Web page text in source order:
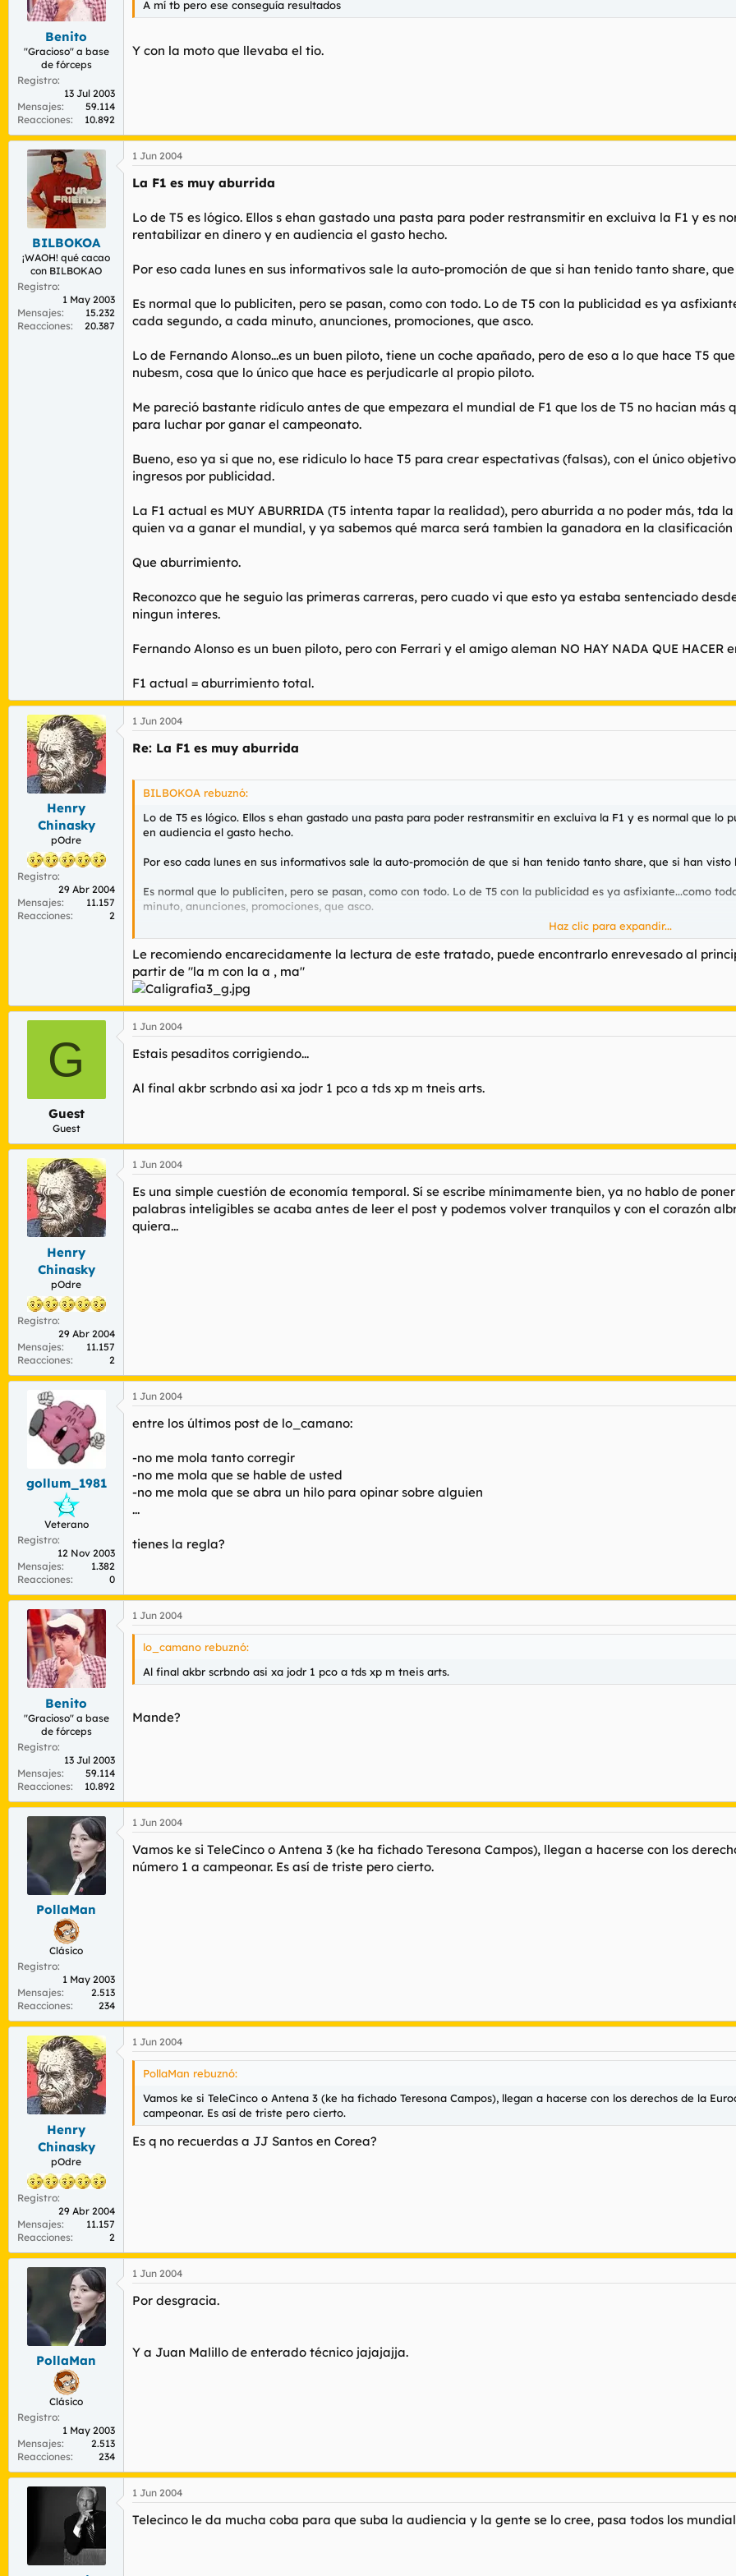
d
e
a
n
i
i
o
Benito
"Gracioso" a base
de fórceps
Registro
13 Jul 2003
Mensajes
59.114
Reacciones
10.892
A mí tb pero ese conseguía resultados
Y con la moto que llevaba el tio.
BILBOKOA
¡WAOH! qué cacao
con BILBOKAO
Registro
1 May 2003
Mensajes
15.232
Reacciones
20.387
1 Jun 2004
La F1 es muy aburrida
Lo de T5 es lógico. Ellos s ehan gastado una pasta para poder restransmitir en excluiva la F1 y es
rentabilizar en dinero y en audiencia el gasto hecho.
Por eso cada lunes en sus informativos sale la auto-promoción de que si han tenido tanto share,
Es normal que lo publiciten, pero se pasan, como con todo. Lo de T5 con la publicidad es ya
cada segundo, a cada minuto, anunciones, promociones, que asco.
Lo de Fernando Alonso...es un buen piloto, tiene un coche apañado, pero de eso a lo que hace T5
nubesm, cosa que lo único que hace es perjudicarle al propio piloto.
Me pareció bastante ridículo antes de que empezara el mundial de F1 que los de T5 no hacian más
para luchar por ganar el campeonato.
Bueno, eso ya si que no, ese ridiculo lo hace T5 para crear espectativas (falsas), con el único
ingresos por publicidad.
La F1 actual es MUY ABURRIDA (T5 intenta tapar la realidad), pero aburrida a no poder más, tda
quien va a ganar el mundial, y ya sabemos qué marca será tambien la ganadora en la clasificación
Que aburrimiento.
Reconozco que he seguio las primeras carreras, pero cuado vi que esto ya estaba sentenciado
ningun interes.
Fernando Alonso es un buen piloto, pero con Ferrari y el amigo aleman NO HAY NADA QUE HACER
F1 actual = aburrimiento total.
Henry
Chinasky
pOdre
Registro
29 Abr 2004
Mensajes
11.157
Reacciones
2
1 Jun 2004
Re: La F1 es muy aburrida
BILBOKOA rebuznó:
Lo de T5 es lógico. Ellos s ehan gastado una pasta para poder restransmitir en excluiva la F1 y es normal que
en audiencia el gasto hecho.
Por eso cada lunes en sus informativos sale la auto-promoción de que si han tenido tanto share, que si han
Es normal que lo publiciten, pero se pasan, como con todo. Lo de T5 con la publicidad es ya asfixiante...como
minuto, anunciones, promociones, que asco.
Lo de Fernando Alonso...es un buen piloto, tiene un coche apañado, pero de eso a lo que hace T5 que para
único que hace es perjudicarle al propio piloto.
Me pareció bastante ridículo antes de que empezara el mundial de F1 que los de T5 no hacian más que hablar
ganar el campeonato.
Bueno, eso ya si que no, ese ridiculo lo hace T5 para crear espectativas (falsas), con el único objetivo de que
La F1 actual es MUY ABURRIDA (T5 intenta tapar la realidad), pero aburrida a no poder más, tda la F1 es un
F1 actual = aburrimiento total.
Haz clic para expandir...
Le recomiendo encarecidamente la lectura de este tratado, puede encontrarlo enrevesado al
partir de "la m con la a , ma"
G
Guest
Guest
1 Jun 2004
Estais pesaditos corrigiendo...
Al final akbr scrbndo asi xa jodr 1 pco a tds xp m tneis arts.
Henry
Chinasky
pOdre
Registro
29 Abr 2004
Mensajes
11.157
Reacciones
2
1 Jun 2004
Es una simple cuestión de economía temporal. Sí se escribe mínimamente bien, ya no hablo de
palabras inteligibles se acaba antes de leer el post y podemos volver tranquilos y con el corazón
quiera...
gollum_1981
Veterano
Registro
12 Nov 2003
Mensajes
1.382
Reacciones
0
1 Jun 2004
entre los últimos post de lo_camano:
-no me mola tanto corregir
-no me mola que se hable de usted
-no me mola que se abra un hilo para opinar sobre alguien
...
tienes la regla?
Benito
"Gracioso" a base
de fórceps
Registro
13 Jul 2003
Mensajes
59.114
Reacciones
10.892
1 Jun 2004
lo_camano rebuznó:
Al final akbr scrbndo asi xa jodr 1 pco a tds xp m tneis arts.
Mande?
PollaMan
Clásico
Registro
1 May 2003
Mensajes
2.513
Reacciones
234
1 Jun 2004
Vamos ke si TeleCinco o Antena 3 (ke ha fichado Teresona Campos), llegan a hacerse con los
número 1 a campeonar. Es así de triste pero cierto.
Henry
Chinasky
pOdre
Registro
29 Abr 2004
Mensajes
11.157
Reacciones
2
1 Jun 2004
PollaMan rebuznó:
Vamos ke si TeleCinco o Antena 3 (ke ha fichado Teresona Campos), llegan a hacerse con los derechos de la
campeonar. Es así de triste pero cierto.
Es q no recuerdas a JJ Santos en Corea?
PollaMan
Clásico
Registro
1 May 2003
Mensajes
2.513
Reacciones
234
1 Jun 2004
Por desgracia.
Y a Juan Malillo de enterado técnico jajajajja.
1 Jun 2004
Telecinco le da mucha coba para que suba la audiencia y la gente se lo cree, pasa todos los